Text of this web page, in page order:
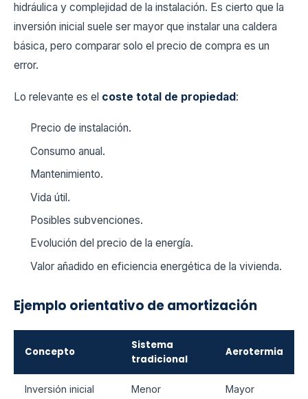
hidráulica y complejidad de la instalación. Es cierto que la
inversión inicial suele ser mayor que instalar una caldera
básica, pero comparar solo el precio de compra es un
error.
Lo relevante es el coste total de propiedad:
Precio de instalación.
Consumo anual.
Mantenimiento.
Vida útil.
Posibles subvenciones.
Evolución del precio de la energía.
Valor añadido en eficiencia energética de la vivienda.
Ejemplo orientativo de amortización
Concepto
Sistema
tradicional
Aerotermia
Inversión inicial Menor Mayor